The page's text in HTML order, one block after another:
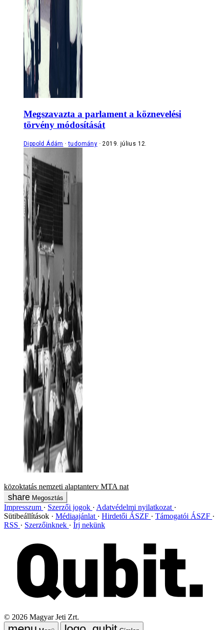
Megszavazta a parlament a köznevelési
törvény módosítását
Dippold Ádám tudomány 2019. július 12.
közoktatás nemzeti alaptanterv MTA nat
Megosztás
Impresszum Szerzői jogok
Adatvédelmi nyilatkozat
Sütibeállítások
Médiaajánlat Hirdetői ÁSZF
Támogatói ÁSZF
RSS
Szerzőinknek Írj nekünk
© 2026 Magyar Jeti Zrt.